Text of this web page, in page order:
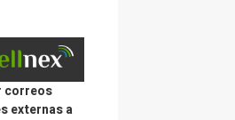
correos
externas a